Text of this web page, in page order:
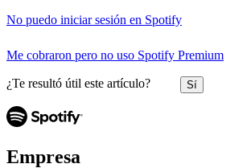
No puedo iniciar sesión en Spotify
Me cobraron pero no uso Spotify Premium
¿Te resultó útil este artículo? Sí
Empresa